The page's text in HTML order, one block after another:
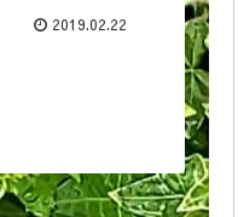
2019.02.22